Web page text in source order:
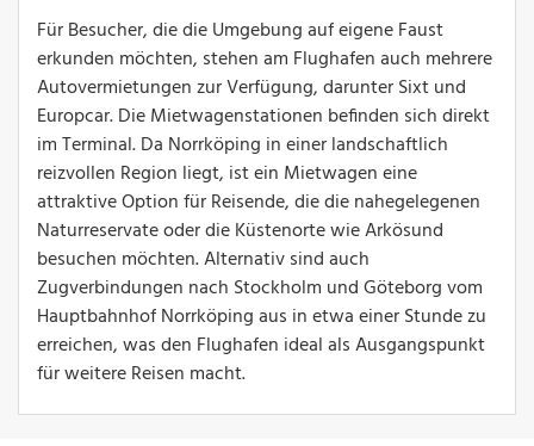
Für Besucher, die die Umgebung auf eigene Faust
erkunden möchten, stehen am Flughafen auch mehrere
Autovermietungen zur Verfügung, darunter Sixt und
Europcar. Die Mietwagenstationen befinden sich direkt
im Terminal. Da Norrköping in einer landschaftlich
reizvollen Region liegt, ist ein Mietwagen eine
attraktive Option für Reisende, die die nahegelegenen
Naturreservate oder die Küstenorte wie Arkösund
besuchen möchten. Alternativ sind auch
Zugverbindungen nach Stockholm und Göteborg vom
Hauptbahnhof Norrköping aus in etwa einer Stunde zu
erreichen, was den Flughafen ideal als Ausgangspunkt
für weitere Reisen macht.